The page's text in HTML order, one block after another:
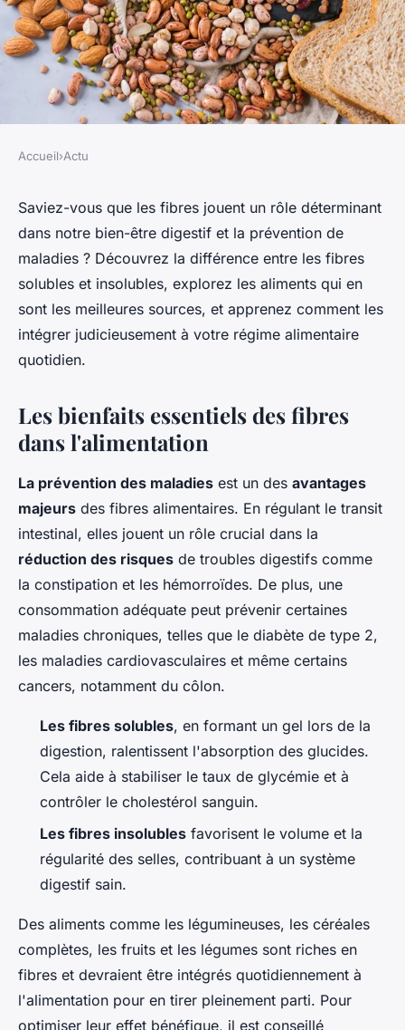
Nutrition essentielle : quels
sont les aliments riches en
fibre ?
Océane• 1 mai 2024• 3 min de lecture
Accueil›Actu
Saviez-vous que les fibres jouent un rôle déterminant
dans notre bien-être digestif et la prévention de
maladies ? Découvrez la différence entre les fibres
solubles et insolubles, explorez les aliments qui en
sont les meilleures sources, et apprenez comment les
intégrer judicieusement à votre régime alimentaire
quotidien.
Les bienfaits essentiels des fibres
dans l'alimentation
La prévention des maladies est un des avantages
majeurs des fibres alimentaires. En régulant le transit
intestinal, elles jouent un rôle crucial dans la
réduction des risques de troubles digestifs comme
la constipation et les hémorroïdes. De plus, une
consommation adéquate peut prévenir certaines
maladies chroniques, telles que le diabète de type 2,
les maladies cardiovasculaires et même certains
cancers, notamment du côlon.
Les fibres solubles, en formant un gel lors de la
digestion, ralentissent l'absorption des glucides.
Cela aide à stabiliser le taux de glycémie et à
contrôler le cholestérol sanguin.
Les fibres insolubles favorisent le volume et la
régularité des selles, contribuant à un système
digestif sain.
Des aliments comme les légumineuses, les céréales
complètes, les fruits et les légumes sont riches en
fibres et devraient être intégrés quotidiennement à
l'alimentation pour en tirer pleinement parti. Pour
optimiser leur effet bénéfique, il est conseillé